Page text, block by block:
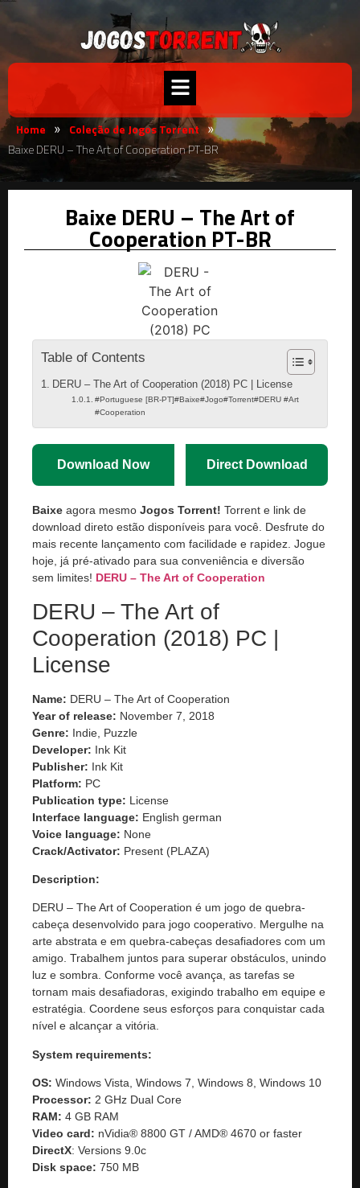
Home » Coleção de Jogos Torrent »
Baixe DERU – The Art of Cooperation PT-BR
Baixe DERU – The Art of
Cooperation PT-BR
Table of Contents
DERU – The Art of Cooperation (2018) PC | License
#Portuguese [BR-PT]#Baixe#Jogo#Torrent#DERU #Art
#Cooperation
Download Now Direct Download
Baixe agora mesmo Jogos Torrent! Torrent e link de
download direto estão disponíveis para você. Desfrute do
mais recente lançamento com facilidade e rapidez. Jogue
hoje, já pré-ativado para sua conveniência e diversão
sem limites! DERU – The Art of Cooperation
DERU – The Art of
Cooperation (2018) PC |
License
Name: DERU – The Art of Cooperation
Year of release: November 7, 2018
Genre: Indie, Puzzle
Developer: Ink Kit
Publisher: Ink Kit
Platform: PC
Publication type: License
Interface language: English german
Voice language: None
Crack/Activator: Present (PLAZA)
Description:
DERU – The Art of Cooperation é um jogo de quebra-
cabeça desenvolvido para jogo cooperativo. Mergulhe na
arte abstrata e em quebra-cabeças desafiadores com um
amigo. Trabalhem juntos para superar obstáculos, unindo
luz e sombra. Conforme você avança, as tarefas se
tornam mais desafiadoras, exigindo trabalho em equipe e
estratégia. Coordene seus esforços para conquistar cada
nível e alcançar a vitória.
System requirements:
OS: Windows Vista, Windows 7, Windows 8, Windows 10
Processor: 2 GHz Dual Core
RAM: 4 GB RAM
Video card: nVidia® 8800 GT / AMD® 4670 or faster
DirectX: Versions 9.0c
Disk space: 750 MB